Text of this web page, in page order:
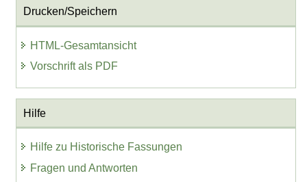
Drucken/Speichern
HTML-Gesamtansicht
Vorschrift als PDF
Hilfe
Hilfe zu Historische Fassungen
Fragen und Antworten